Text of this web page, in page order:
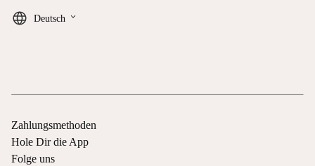
Deutsch keyboard_arrow_down
Zahlungsmethoden
Hole Dir die App
Folge uns